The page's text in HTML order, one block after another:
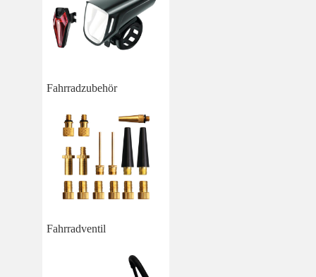
Fahrradzubehör
Fahrradventil